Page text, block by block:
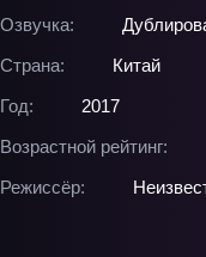
Озвучка:
Страна:
Китай
Год:
2017
Возрастной рейтинг:
Режиссёр: